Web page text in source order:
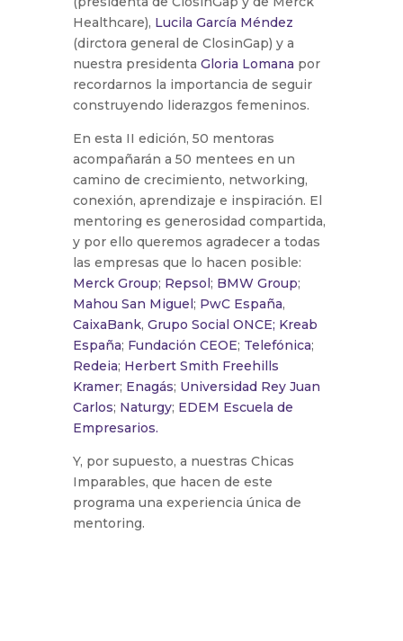
Healthcare), Lucila García Méndez
(dirctora general de ClosinGap) y a
nuestra presidenta Gloria Lomana por
recordarnos la importancia de seguir
construyendo liderazgos femeninos.
En esta II edición, 50 mentoras
acompañarán a 50 mentees en un
camino de crecimiento, networking,
conexión, aprendizaje e inspiración. El
mentoring es generosidad compartida,
y por ello queremos agradecer a todas
las empresas que lo hacen posible:
Merck Group; Repsol; BMW Group;
Mahou San Miguel; PwC España,
CaixaBank, Grupo Social ONCE; Kreab
España; Fundación CEOE; Telefónica;
Redeia; Herbert Smith Freehills
Kramer; Enagás; Universidad Rey Juan
Carlos; Naturgy; EDEM Escuela de
Empresarios.
Y, por supuesto, a nuestras Chicas
Imparables, que hacen de este
programa una experiencia única de
mentoring.